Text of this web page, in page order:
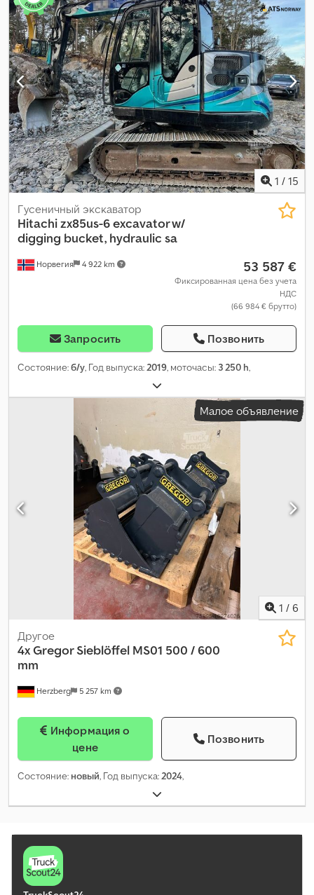
1 / 15
Норвегия 4 922 km
Гусеничный экскаватор
Hitachizx85us-6 excavator w/
digging bucket, hydraulic sa
53 587 €
Фиксированная цена без учета
НДС
(66 984 € брутто)
Запросить Позвонить
Состояние:б/у, Год выпуска:2019, моточасы: 3 250 h,
Малое объявление
1 / 6
Herzberg 5 257 km
Другое
4x Gregor Sieblöffel MS01 500 / 600
mm
цене
Позвонить
Состояние: новый, Год выпуска:2024,